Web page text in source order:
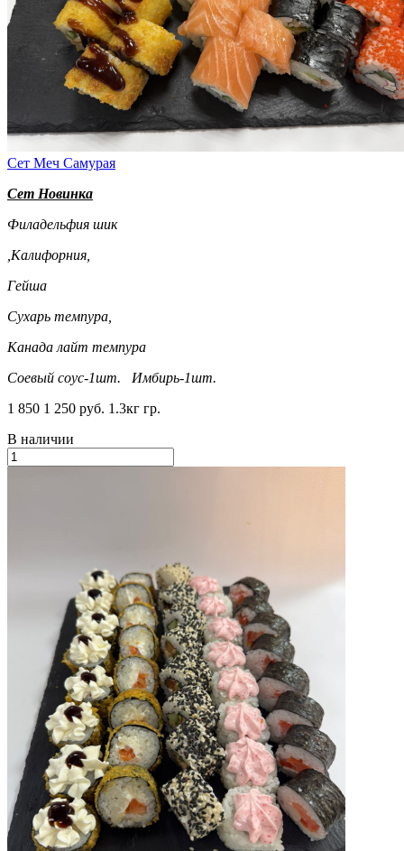
Сет Меч Самурая
Сет Новинка
Филадельфия шик
,Калифорния,
Гейша
Сухарь темпура,
Канада лайт темпура
Соевый соус-1шт. Имбирь-1шт.
1 850 1 250 руб. 1.3кг гр.
В наличии